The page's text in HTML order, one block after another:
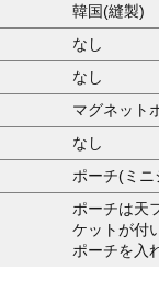
韓国(縫製)
なし
なし
マグネット
なし
ポーチ(ミ
ポーチは天
ケットが付
ポーチを入